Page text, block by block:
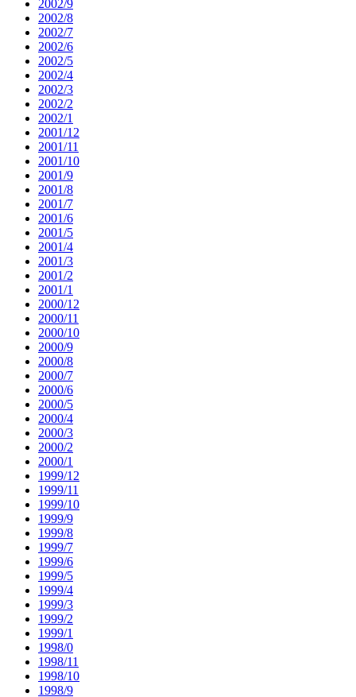
2002/9
2002/8
2002/7
2002/6
2002/5
2002/4
2002/3
2002/2
2002/1
2001/12
2001/11
2001/10
2001/9
2001/8
2001/7
2001/6
2001/5
2001/4
2001/3
2001/2
2001/1
2000/12
2000/11
2000/10
2000/9
2000/8
2000/7
2000/6
2000/5
2000/4
2000/3
2000/2
2000/1
1999/12
1999/11
1999/10
1999/9
1999/8
1999/7
1999/6
1999/5
1999/4
1999/3
1999/2
1999/1
1998/0
1998/11
1998/10
1998/9